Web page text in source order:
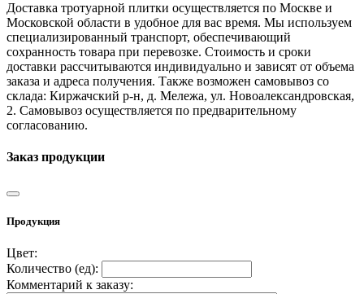
Доставка тротуарной плитки осуществляется по Москве и
Московской области в удобное для вас время. Мы используем
специализированный транспорт, обеспечивающий
сохранность товара при перевозке. Стоимость и сроки
доставки рассчитываются индивидуально и зависят от объема
заказа и адреса получения. Также возможен самовывоз со
склада: Киржачский р-н, д. Мележа, ул. Новоалександровская,
2. Самовывоз осуществляется по предварительному
согласованию.
Заказ продукции
Продукция
Цвет:
Количество (ед):
Комментарий к заказу: